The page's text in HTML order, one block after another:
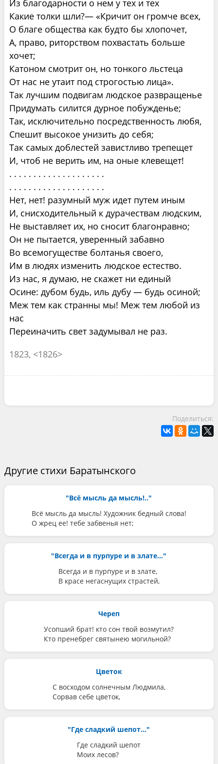
Из благодарности о нем у тех и тех
Какие толки шли?— «Кричит он громче всех,
О благе общества как будто бы хлопочет,
А, право, риторством похвастать больше
хочет;
Катоном смотрит он, но тонкого льстеца
От нас не утаит под строгостью лица».
Так лучшим подвигам людское развращенье
Придумать силится дурное побужденье;
Так, исключительно посредственность любя,
Спешит высокое унизить до себя;
Так самых доблестей завистливо трепещет
И, чтоб не верить им, на оные клевещет!
. . . . . . . . . . . . . . . . . . . .
. . . . . . . . . . . . . . . . . . . .
Нет, нет! разумный муж идет путем иным
И, снисходительный к дурачествам людским,
Не выставляет их, но сносит благонравно;
Он не пытается, уверенный забавно
Во всемогуществе болтанья своего,
Им в людях изменить людское естество.
Из нас, я думаю, не скажет ни единый
Осине: дубом будь, иль дубу — будь осиной;
Меж тем как странны мы! Меж тем любой из
нас
Переиначить свет задумывал не раз.
1823, <1826>
Поделиться:
Другие стихи Баратынского
"Всё мысль да мысль!.."
Всё мысль да мысль! Художник бедный слова!
О жрец ее! тебе забвенья нет;
"Всегда и в пурпуре и в злате..."
Всегда и в пурпуре и в злате,
В красе негаснущих страстей,
Череп
Усопший брат! кто сон твой возмутил?
Кто пренебрег святынею могильной?
Цветок
С восходом солнечным Людмила,
Сорвав себе цветок,
"Где сладкий шепот..."
Где сладкий шепот
Моих лесов?